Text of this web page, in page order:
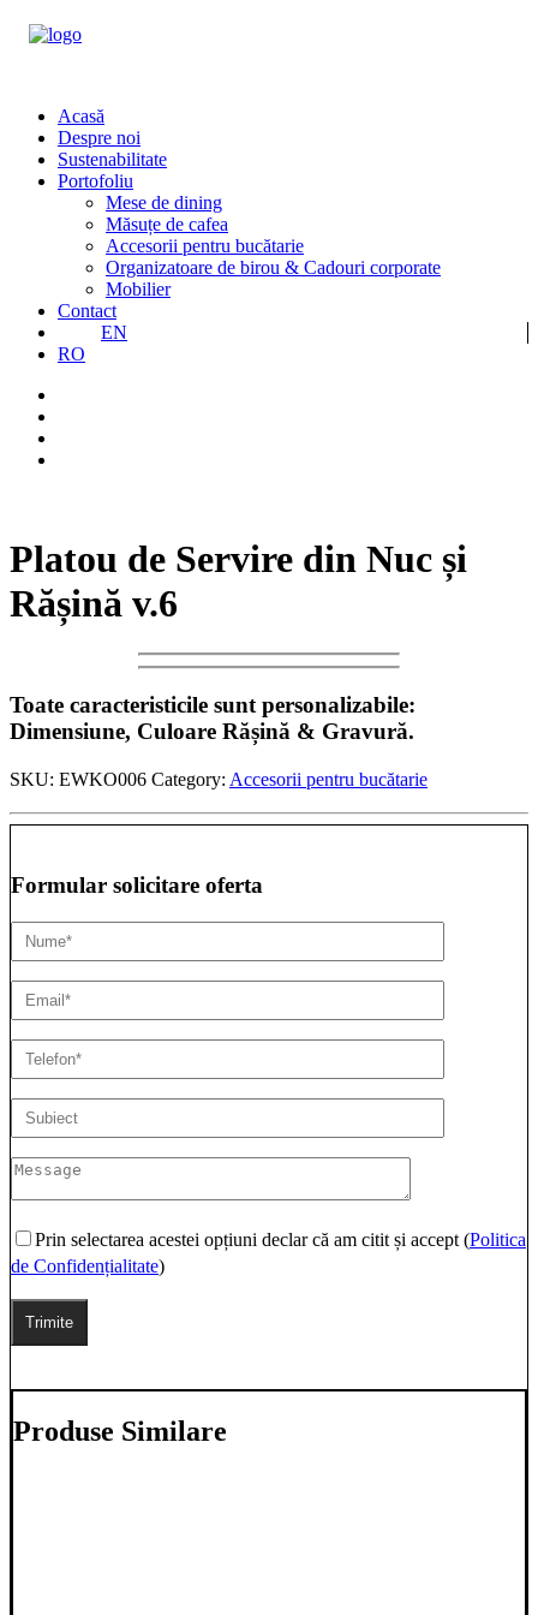
Acasă
Despre noi
Sustenabilitate
Portofoliu
Mese de dining
Măsuțe de cafea
Accesorii pentru bucătarie
Organizatoare de birou & Cadouri corporate
Mobilier
Contact
EN
RO
Platou de Servire din Nuc și
Rășină v.6
Toate caracteristicile sunt personalizabile:
Dimensiune, Culoare Rășină & Gravură.
SKU: EWKO006 Category: Accesorii pentru bucătarie
Formular solicitare oferta
Prin selectarea acestei opțiuni declar că am citit și accept (Politica
de Confidențialitate)
Produse Similare